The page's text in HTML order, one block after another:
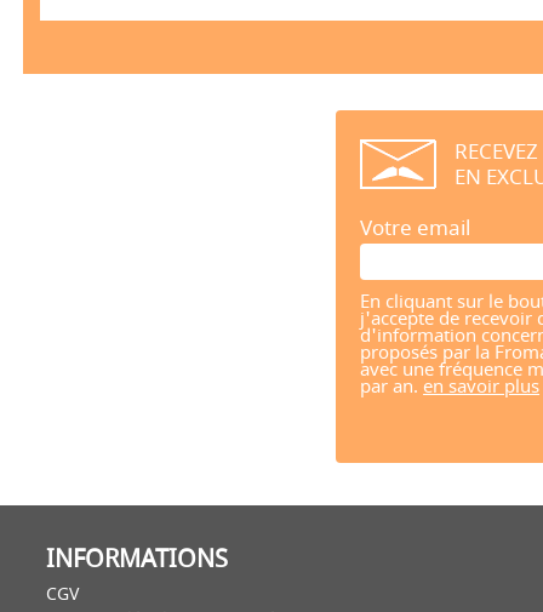
EN
Votre email
En cliquant sur le
j'accepte de recevoir
d'information
proposés par la
avec une fréquence
par an. en savoir plus
INFORMATIONS
CGV